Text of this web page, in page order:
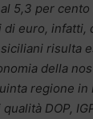
5,3 per
di euro, infatti,
risulta
della
regione in
DOP,